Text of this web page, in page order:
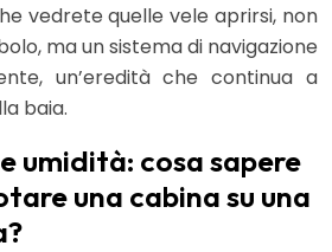
vedrete quelle vele aprirsi, non
ma un sistema di navigazione
un’eredità che continua a
baia.
umidità: cosa sapere
una cabina su una